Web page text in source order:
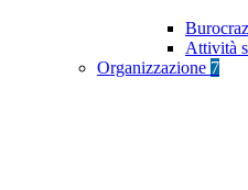
Attività
Organizzazione 7